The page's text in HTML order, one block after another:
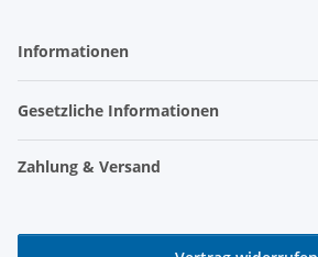
Informationen
Gesetzliche Informationen
Zahlung & Versand